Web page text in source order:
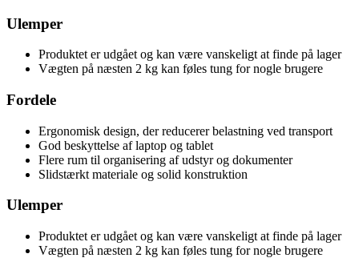
Ulemper
Produktet er udgået og kan være vanskeligt at finde på lager
Vægten på næsten 2 kg kan føles tung for nogle brugere
Fordele
Ergonomisk design, der reducerer belastning ved transport
God beskyttelse af laptop og tablet
Flere rum til organisering af udstyr og dokumenter
Slidstærkt materiale og solid konstruktion
Ulemper
Produktet er udgået og kan være vanskeligt at finde på lager
Vægten på næsten 2 kg kan føles tung for nogle brugere